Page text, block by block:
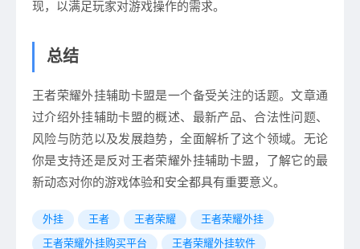
现，以满足玩家对游戏操作的需求。
总结
王者荣耀外挂辅助卡盟是一个备受关注的话题。文章通
过介绍外挂辅助卡盟的概述、最新产品、合法性问题、
风险与防范以及发展趋势，全面解析了这个领域。无论
你是支持还是反对王者荣耀外挂辅助卡盟，了解它的最
新动态对你的游戏体验和安全都具有重要意义。
外挂 王者 王者荣耀 王者荣耀外挂
王者荣耀外挂购买平台 王者荣耀外挂软件